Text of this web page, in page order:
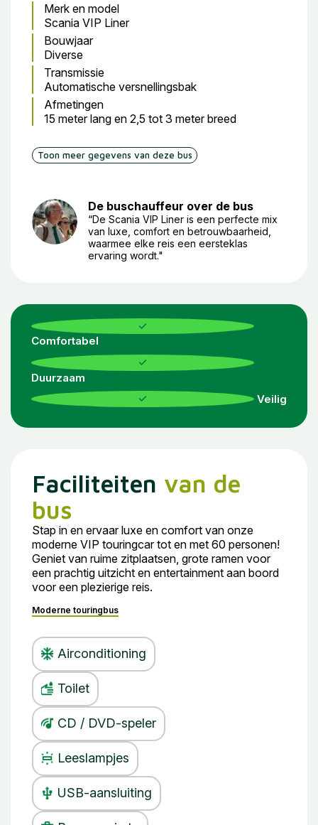
Merk en model
Scania VIP Liner
Bouwjaar
Diverse
Transmissie
Automatische versnellingsbak
Afmetingen
15 meter lang en 2,5 tot 3 meter breed
Toon meer gegevens van deze bus
De buschauffeur over de bus
“De Scania VIP Liner is een perfecte mix
van luxe, comfort en betrouwbaarheid,
waarmee elke reis een eersteklas
ervaring wordt."
Comfortabel
Duurzaam
Veilig
Faciliteiten van de
bus
Stap in en ervaar luxe en comfort van onze
moderne VIP touringcar tot en met 60 personen!
Geniet van ruime zitplaatsen, grote ramen voor
een prachtig uitzicht en entertainment aan boord
voor een plezierige reis.
Moderne touringbus
Airconditioning
Toilet
CD / DVD-speler
Leeslampjes
USB-aansluiting